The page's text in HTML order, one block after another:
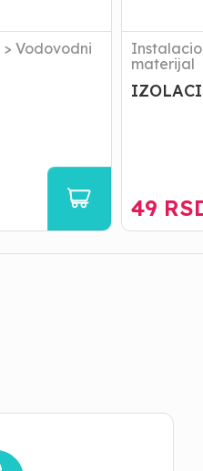
> Vodovodni
materijal
49